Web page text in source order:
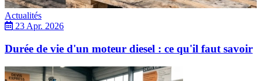
Actualités
23 Apr. 2026
Durée de vie d'un moteur diesel : ce qu'il faut savoir